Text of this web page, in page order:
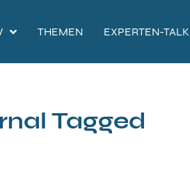
THEMEN EXPERTEN-TALK
Tagged